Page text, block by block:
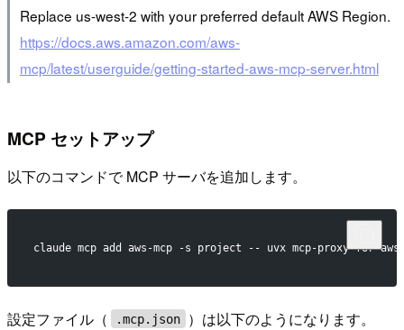
Replace us-west-2 with your preferred default AWS Region.
https://docs.aws.amazon.com/aws-
mcp/latest/userguide/getting-started-aws-mcp-server.html
MCP セットアップ
以下のコマンドで MCP サーバを追加します。
claude mcp add aws-mcp -s project -- uvx mcp-proxy-for-
設定ファイル（ .mcp.json ）は以下のようになります。